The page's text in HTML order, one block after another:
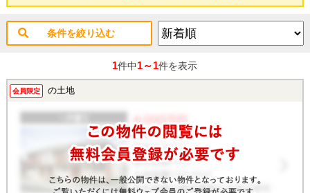
条件を絞り込む
1件中1～1件を表示
会員限定 の土地